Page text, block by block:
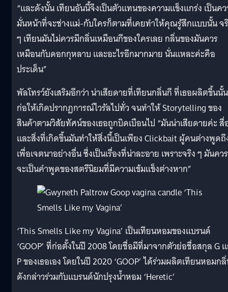
“และดังนั้น เทียนอันนี้จึงเป็นตัวแทนของความแข็งแกร่ง เป็นค
มั่นหน้าที่จะช่างแม่-กับใครก็ตามที่เคยทำให้คุณรู้สึกแบบนั้น จ
ๆ เทียนมันไม่ควรมีกลิ่นเหมือนกีของใครเลย กลิ่นของมันควร
เหมือนกับดอกกุหลาบ และอะไรอีกมากมาย นั่นแหละค่ะคือ
ประเด็น”
พัลโทรว์ยังเสริมอีกว่า น่าเสียดายที่เทียนกลิ่นกี ที่เธอผลิตขึ้นนั้น
ก่อให้เกิดปรากฏการณ์ไวรัลไปทั่ว จนทำให้ Storytelling ของ
สินค้าตามวิสัยทัศน์ของเธอถูกบิดเบือนไป “มันน่าเสียดายค่ะ สื่
และสิ่งที่เกิดขึ้นมันทำให้สิ่งนี้เป็นเพียง Clickbait ผู้คนต่างพูดถึ
เพื่อเจตนาอย่างอื่น ซึ่งเป็นเรื่องที่น่าละอาย เพราะจริง ๆ มันควร
จะเป็นคำพูดของสตรีนิยมที่มีความเข้มแข็งต่างหาก”
‘This Smells Like my Vagina’ เป็นเทียนหอมของแบรนด์
‘GOOP’ ที่ก่อตั้งในปี 2008 โดยชื่อมีที่มาจากตัวย่อชื่อสกุล G
P ของเธอเอง โดยในปี 2020 ‘GOOP’ ได้ร่วมผลิตเทียนหอมก
ดังกล่าวร่วมกับแบรนด์นักปรุงน้ำหอม ‘Heretic’